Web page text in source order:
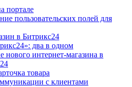
портале
пользовательских полей для
в Битрикс24
два в одном
нового интернет-магазина в
товара
с клиентами